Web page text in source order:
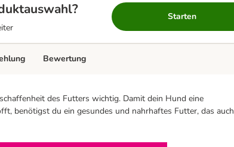
Starten
des Futters wichtig. Damit dein Hund eine
benötigst du ein gesundes und nahrhaftes Futter, das auch
Bewertung